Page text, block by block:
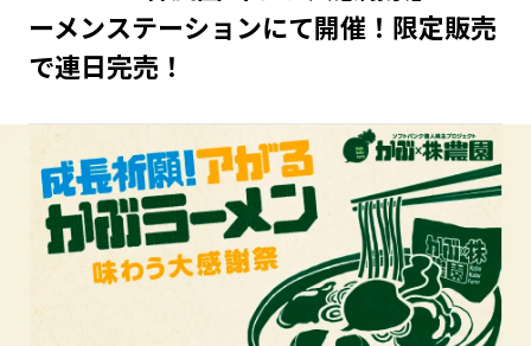
東京23区エリア
多摩エリア
神奈川エリア
山梨エリア
長野エリア
岐阜エリア
静岡エリア
愛知エリア
三重エリア
滋賀エリア
大阪市エリア
堺・泉州エリア
ーメンステーションにて開催！限定販売
で連日完売！